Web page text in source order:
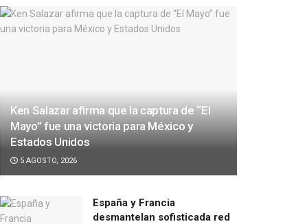
Ken Salazar afirma que la captura de “El
Mayo” fue una victoria para México y
Estados Unidos
5 AGOSTO, 2026
España y Francia
desmantelan sofisticada red